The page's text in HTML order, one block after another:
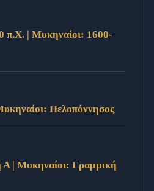
π.Χ. | Μυκηναίοι: 1600-
Πελοπόννησος
Α | Μυκηναίοι: Γραμμική